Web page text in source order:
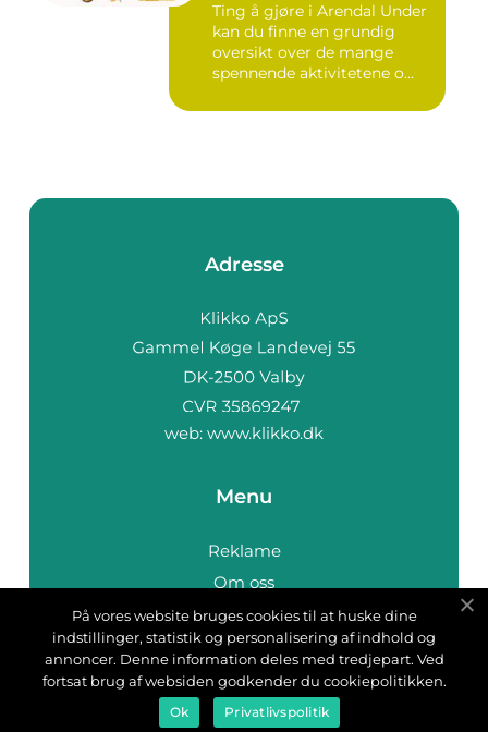
Ting å gjøre i Arendal Under
kan du finne en grundig
oversikt over de mange
spennende aktivitetene o...
Adresse
web: www.klikko.dk
Menu
Reklame
Om oss
Cookies
Kontakt Oss
Sitemap
På vores website bruges cookies til at huske dine
indstillinger, statistik og personalisering af indhold og
annoncer. Denne information deles med tredjepart. Ved
fortsat brug af websiden godkender du cookiepolitikken.
Ok Privatlivspolitik